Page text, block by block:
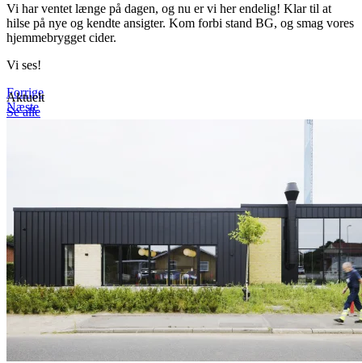
Vi har ventet længe på dagen, og nu er vi her endelig! Klar til at
hilse på nye og kendte ansigter. Kom forbi stand BG, og smag vores
hjemmebrygget cider.
Vi ses!
Forrige
Næste
Aktuelt
Se alle